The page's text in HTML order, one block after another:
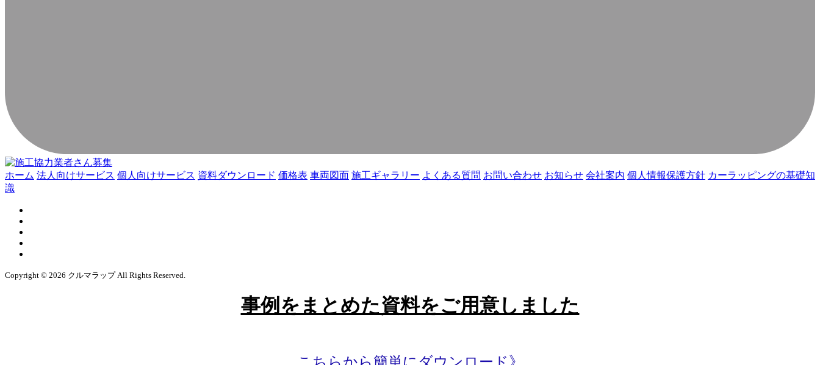
ホーム 法人向けサービス 個人向けサービス 資料ダウンロード 価格表 車両図面 施工ギャラリー よくある質問 お問い合わせ お知らせ 会社案内 個人情報保護方針 カーラッピングの基礎知
識
Copyright © 2026 クルマラップ All Rights Reserved.
事例をまとめた資料をご用意しました